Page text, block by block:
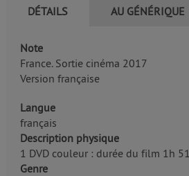
DÉTAILS AU GÉNÉRIQUE
Note
France. Sortie cinéma 2017
Version française
Langue
français
Description physique
1 DVD couleur : durée du film 1h
Genre